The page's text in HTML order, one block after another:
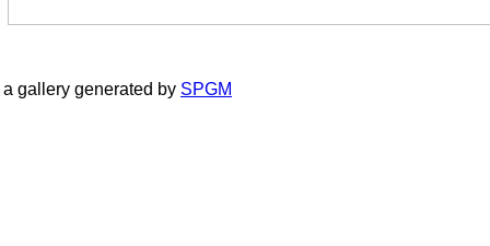
a gallery generated by SPGM